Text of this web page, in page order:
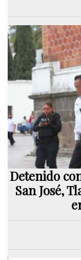
Detenido
San José,